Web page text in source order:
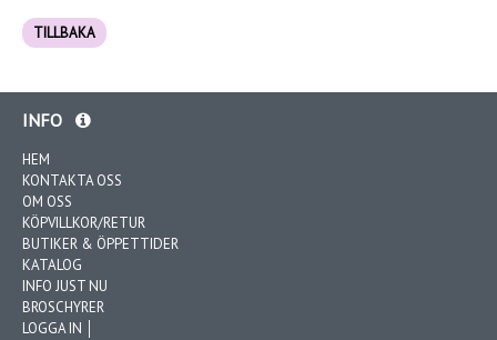
TILLBAKA
INFO
HEM
KONTAKTA OSS
OM OSS
KÖPVILLKOR/RETUR
BUTIKER & ÖPPETTIDER
KATALOG
INFO JUST NU
BROSCHYRER
LOGGA IN │